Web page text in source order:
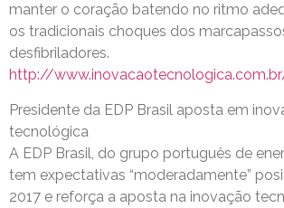
manter o coração batendo no ritmo
os tradicionais choques dos
desfibriladores.
http://
Presidente da EDP Brasil aposta em
tecnológica
A EDP Brasil, do grupo português de
tem expectativas “moderadamente”
2017 e reforça a aposta na inovação